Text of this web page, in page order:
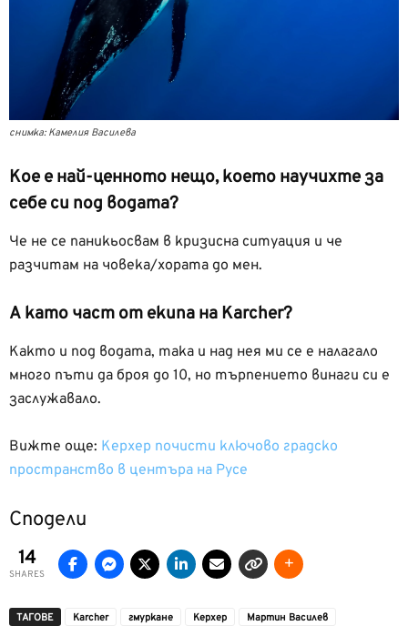
снимка: Камелия Василева
Кое е най-ценното нещо, което научихте за
себе си под водата?
Че не се паникьосвам в кризисна ситуация и че
разчитам на човека/хората до мен.
А като част от екипа на Karcher?
Както и под водата, така и над нея ми се е налагало
много пъти да броя до 10, но търпението винаги си е
заслужавало.
Вижте още: Керхер почисти ключово градско
пространство в центъра на Русе
Сподели
14
SHARES
ТАГОВЕ Karcher гмуркане Керхер Мартин Василев